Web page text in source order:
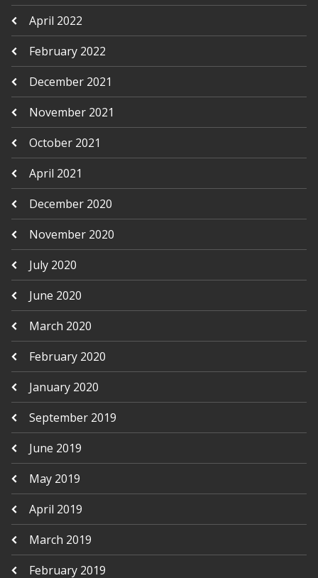
April 2022
February 2022
December 2021
November 2021
October 2021
April 2021
December 2020
November 2020
July 2020
June 2020
March 2020
February 2020
January 2020
September 2019
June 2019
May 2019
April 2019
March 2019
February 2019